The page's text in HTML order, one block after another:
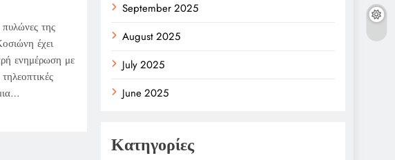
της
έχει
ενημέρωση με
September 2025
August 2025
July 2025
June 2025
Κατηγορίες